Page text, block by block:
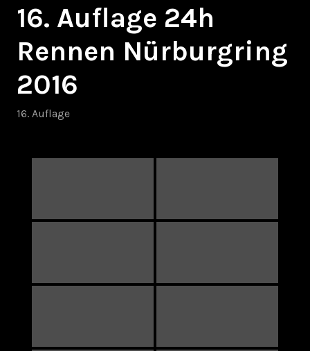
16. Auflage 24h
Rennen Nürburgring
2016
16. Auflage